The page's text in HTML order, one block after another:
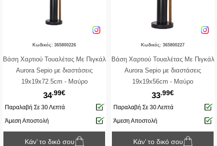
Κωδικός: 365800226
Βάση Χαρτιού Τουαλέτας Με Πιγκάλ
Aurora Sepio με διαστάσεις
19x19x72.5cm - Μαύρο
34.99€
Παραλαβή Σε 30 Λεπτά
Άμεση Αποστολή
Κάν’ το δικό σου
Κωδικός: 365800227
Βάση Χαρτιού Τουαλέτας Με Πιγκάλ
Aurora Sepio με διαστάσεις
19x19x56cm - Μαύρο
33.99€
Παραλαβή Σε 30 Λεπτά
Άμεση Αποστολή
Κάν’ το δικό σου